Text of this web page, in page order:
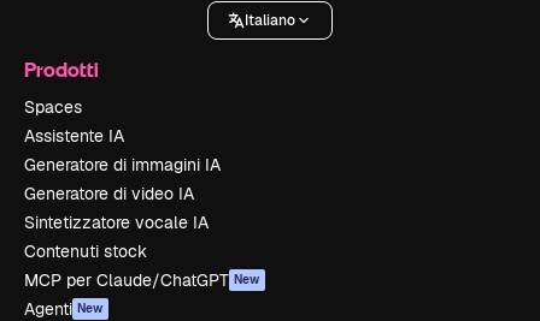
Italiano
Prodotti
Spaces
Assistente IA
Generatore di immagini IA
Generatore di video IA
Sintetizzatore vocale IA
Contenuti stock
MCP per Claude/ChatGPT New
Agenti New